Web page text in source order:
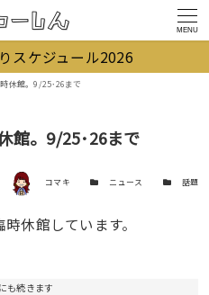
MENU
スケジュール2026
休館。9/25･26まで
館。9/25･26まで
著者 コマキ カテゴリー
ニュース カテゴリー
話題
休館しています。
も続きます